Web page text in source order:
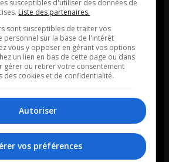
susceptibles d'utiliser des données de
Liste des partenaires.
sont susceptibles de traiter vos
personnel sur la base de l'intérêt
vous y opposer en gérant vos options
un lien en bas de cette page ou dans
gérer ou retirer votre consentement
des cookies et de confidentialité.
Autoriser
vos préférences